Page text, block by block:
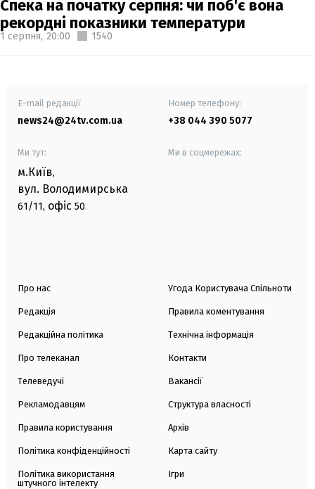
Спека на початку серпня: чи поб'є вона
рекордні показники температури
1 серпня, 20:00 1540
E-mail редакції
news24@24tv.com.ua
Номер телефону:
+38 044 390 5077
Ми тут:
м.Київ,
вул. Володимирська
61/11, офіс 50
Ми в соцмережах:
Про нас
Редакція
Редакційна політика
Про телеканал
Телеведучі
Рекламодавцям
Правила користування
Політика конфіденційності
Політика використання
штучного інтелекту
Угода Користувача Спільноти
Правила коментування
Технічна інформація
Контакти
Вакансії
Структура власності
Архів
Карта сайту
Ігри